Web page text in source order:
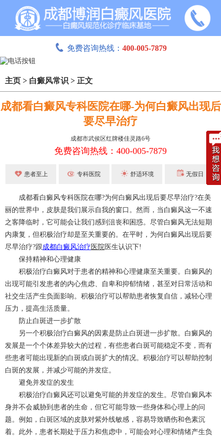
免费咨询热线： 400-005-7879
主页 > 白癜风常识 > 正文
成都看白癜风专科医院在哪-为何白癜风出现后
要尽早治疗
成都市武侯区红牌楼佳灵路6号
免费咨询热线：400-005-7879
患者至上 专科医院 舒适环境 无假日
成都看白癜风专科医院在哪?为何白癜风出现后要尽早治疗?在美
丽的世界中，皮肤是我们展示自我的窗口。然而，当白癜风这一不速
之客降临时，它可能会让我们感到沮丧和困惑。尽管白癜风无法短期
内康复，但积极治疗却是至关重要的。在平时，为何白癜风出现后要
尽早治疗?跟成都白癜风治疗 医院 医生认识下!
保持精神和心理健康
积极治疗白癜风对于患者的精神和心理健康至关重要。白癜风的
出现可能引发患者的内心焦虑、自卑和抑郁情绪，甚至对日常活动和
社交生活产生负面影响。积极治疗可以帮助患者恢复自信，减轻心理
压力，提高生活质量。
防止白斑进一步扩散
另一个积极治疗白癜风的因素是防止白斑进一步扩散。白癜风的
发展是一个个体差异较大的过程，有些患者白斑可能稳定不变，而有
些患者可能出现新的白斑或白斑扩大的情况。积极治疗可以帮助控制
白斑的发展，并减少可能的并发症。
避免并发症的发生
积极治疗白癜风还可以避免可能的并发症的发生。尽管白癜风本
身并不会威胁到患者的生命，但它可能导致一些身体和心理上的问
题。例如，白斑区域的皮肤对紫外线敏感，容易导致晒伤和色素沉
着。此外，患者长期处于压力和焦虑中，可能会对心理和情绪产生负